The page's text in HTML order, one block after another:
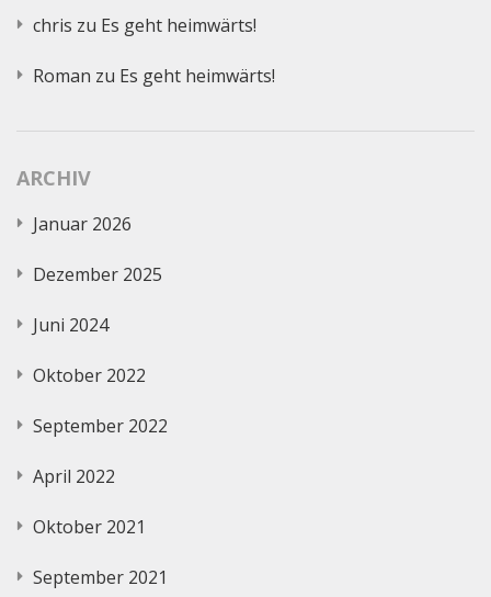
chris zu Es geht heimwärts!
Roman zu Es geht heimwärts!
ARCHIV
Januar 2026
Dezember 2025
Juni 2024
Oktober 2022
September 2022
April 2022
Oktober 2021
September 2021